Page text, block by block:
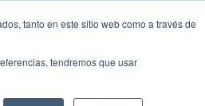
tanto en este sitio web como a través de
tendremos que usar